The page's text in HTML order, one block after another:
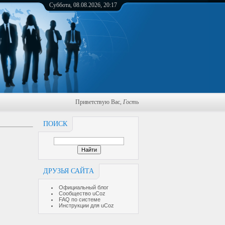
Суббота, 08.08.2026, 20:17
Приветствую Вас, Гость
ПОИСК
ДРУЗЬЯ САЙТА
Официальный блог
Сообщество uCoz
FAQ по системе
Инструкции для uCoz